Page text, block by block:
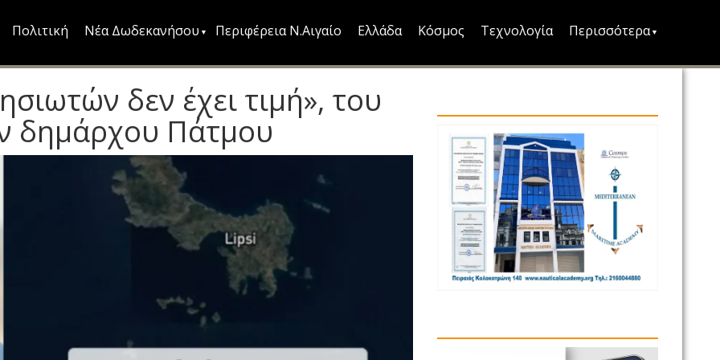
Πολιτική Νέα Δωδεκανήσου Περιφέρεια Ν.Αιγαίο Ελλάδα Κόσμος Τεχνολογία Περισσότερα
δεν έχει τιμή», του
δημάρχου Πάτμου